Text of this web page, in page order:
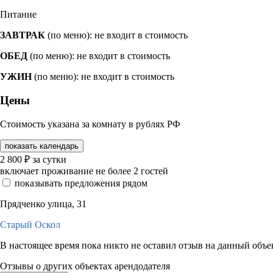
Питание
ЗАВТРАК (по меню): не входит в стоимость
ОБЕД (по меню): не входит в стоимость
УЖИН(по меню): не входит в стоимость
Цены
Стоимость указана за комнату в рублях РФ
показать календарь
2 800 ₽ за сутки
включает проживание не более 2 гостей
показывать предложения рядом
Прядченко улица, 31
Старый Оскол
В настоящее время пока никто не оставил отзыв на данный
Отзывы о других объектах арендодателя